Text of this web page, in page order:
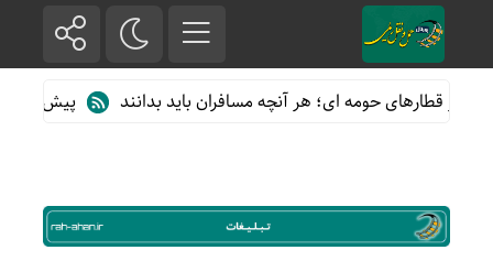
از قطارهای حومه ای؛ هر آنچه مسافران باید بدانند پیش فروش